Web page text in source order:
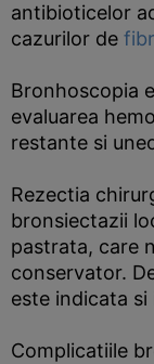
antibioticelor
cazurilor de
Bronhoscopia
evaluarea
restante si
Rezectia
bronsiectazii
pastrata, care
conservator.
este indicata
Complicatiile